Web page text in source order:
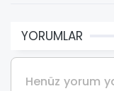
YORUMLAR
Henüz yorum